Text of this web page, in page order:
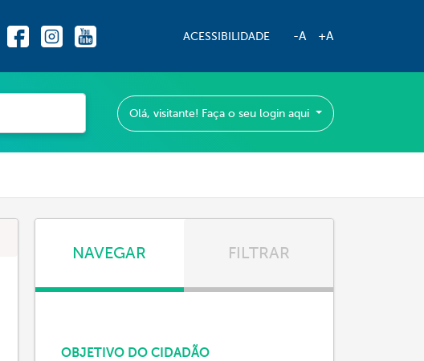
ACESSIBILIDADE -A +A
Olá, visitante! Faça o seu login aqui
NAVEGAR FILTRAR
OBJETIVO DO CIDADÃO